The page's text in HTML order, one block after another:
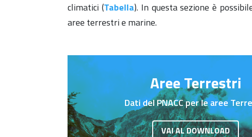
climatici (Tabella). In questa sezione è
aree terrestri e marine.
Aree Terrestri
Dati del PNACC per le aree
VAI AL DOWNLOAD